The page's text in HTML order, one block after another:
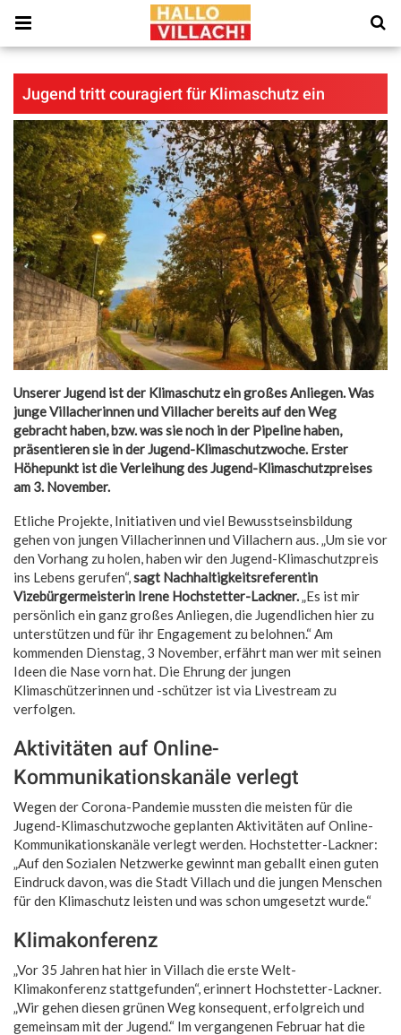
Jugend tritt couragiert für Klimaschutz ein
Unserer Jugend ist der Klimaschutz ein großes Anliegen. Was
junge Villacherinnen und Villacher bereits auf den Weg
gebracht haben, bzw. was sie noch in der Pipeline haben,
präsentieren sie in der Jugend-Klimaschutzwoche. Erster
Höhepunkt ist die Verleihung des Jugend-Klimaschutzpreises
am 3. November.
Etliche Projekte, Initiativen und viel Bewusstseinsbildung
gehen von jungen Villacherinnen und Villachern aus. „Um sie vor
den Vorhang zu holen, haben wir den Jugend-Klimaschutzpreis
ins Lebens gerufen“,sagt Nachhaltigkeitsreferentin
Vizebürgermeisterin Irene Hochstetter-Lackner.„Es ist mir
persönlich ein ganz großes Anliegen, die Jugendlichen hier zu
unterstützen und für ihr Engagement zu belohnen.“ Am
kommenden Dienstag, 3 November, erfährt man wer mit seinen
Ideen die Nase vorn hat. Die Ehrung der jungen
Klimaschützerinnen und -schützer ist via Livestream zu
verfolgen.
Aktivitäten auf Online-
Kommunikationskanäle verlegt
Wegen der Corona-Pandemie mussten die meisten für die
Jugend-Klimaschutzwoche geplanten Aktivitäten auf Online-
Kommunikationskanäle verlegt werden. Hochstetter-Lackner:
„Auf den Sozialen Netzwerke gewinnt man geballt einen guten
Eindruck davon, was die Stadt Villach und die jungen Menschen
für den Klimaschutz leisten und was schon umgesetzt wurde.“
Klimakonferenz
„Vor 35 Jahren hat hier in Villach die erste Welt-
Klimakonferenz stattgefunden“, erinnert Hochstetter-Lackner.
„Wir gehen diesen grünen Weg konsequent, erfolgreich und
gemeinsam mit der Jugend.“ Im vergangenen Februar hat die